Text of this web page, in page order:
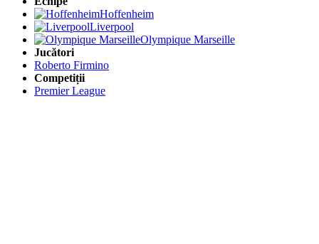
Hoffenheim
Liverpool
Olympique Marseille
Jucători
Roberto Firmino
Competiții
Premier League